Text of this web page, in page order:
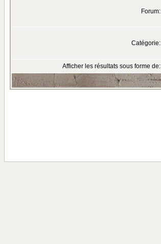
Forum:
Catégorie:
Afficher les résultats sous forme de: